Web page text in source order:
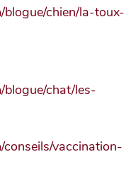
chien/la-toux-
blogue/chat/les-
vaccination-